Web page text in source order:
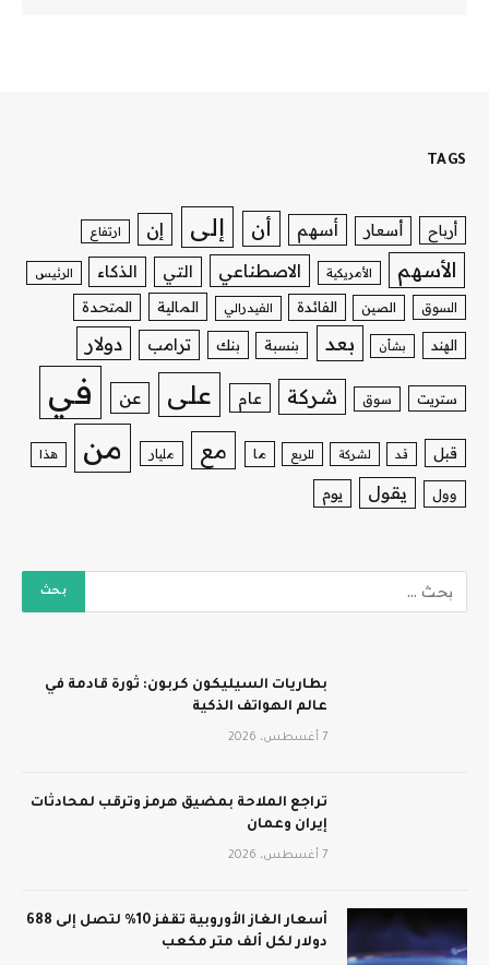
TAGS
أرباح أسعار أسهم أن إلى إن ارتفاع
الأسهم الأمريكية الاصطناعي التي الذكاء الرئيس
السوق الصين الفائدة الفيدرالي المالية المتحدة
الهند بشأن بعد بنسبة بنك ترامب دولار
ستريت سوق شركة عام على عن في
قبل قد لشركة للربع ما مع مليار من هذا
وول يقول يوم
بطاريات السيليكون كربون: ثورة قادمة في
عالم الهواتف الذكية
7 أغسطس، 2026
تراجع الملاحة بمضيق هرمز وترقب لمحادثات
إيران وعمان
7 أغسطس، 2026
أسعار الغاز الأوروبية تقفز 10% لتصل إلى 688
دولار لكل ألف متر مكعب